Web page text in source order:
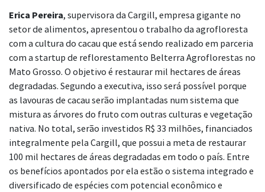
Erica Pereira, supervisora da Cargill, empresa gigante no
setor de alimentos, apresentou o trabalho da agrofloresta
com a cultura do cacau que está sendo realizado em parceria
com a startup de reflorestamento Belterra Agroflorestas no
Mato Grosso. O objetivo é restaurar mil hectares de áreas
degradadas. Segundo a executiva, isso será possível porque
as lavouras de cacau serão implantadas num sistema que
mistura as árvores do fruto com outras culturas e vegetação
nativa. No total, serão investidos R$ 33 milhões, financiados
integralmente pela Cargill, que possui a meta de restaurar
100 mil hectares de áreas degradadas em todo o país. Entre
os benefícios apontados por ela estão o sistema integrado e
diversificado de espécies com potencial econômico e